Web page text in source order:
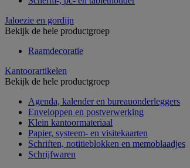
Jaloezie en gordijn
Bekijk de hele productgroep
Raamdecoratie
Kantoorartikelen
Bekijk de hele productgroep
Agenda, kalender en bureauonderleggers
Enveloppen en postverwerking
Klein kantoormateriaal
Papier, systeem- en visitekaarten
Schriften, notitieblokken en memoblaadjes
Schrijfwaren